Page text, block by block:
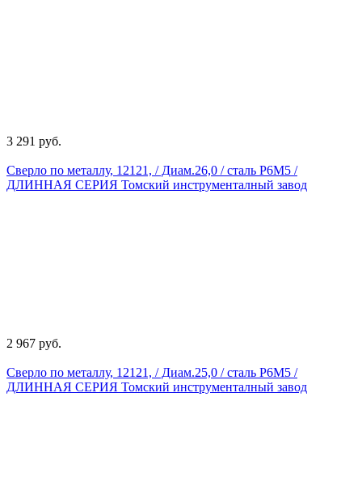
3 291 руб.
Сверло по металлу, 12121, / Диам.26,0 / сталь Р6М5 /
ДЛИННАЯ СЕРИЯ Томский инструменталный завод
2 967 руб.
Сверло по металлу, 12121, / Диам.25,0 / сталь Р6М5 /
ДЛИННАЯ СЕРИЯ Томский инструменталный завод